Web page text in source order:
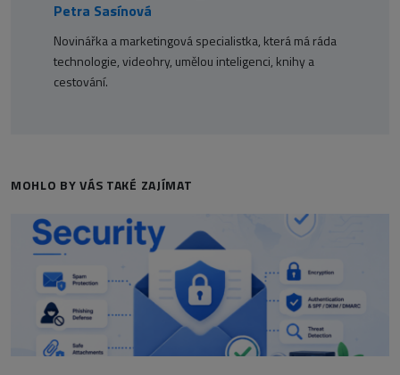
Petra Sasínová
Novinářka a marketingová specialistka, která má ráda
technologie, videohry, umělou inteligenci, knihy a
cestování.
MOHLO BY VÁS TAKÉ ZAJÍMAT